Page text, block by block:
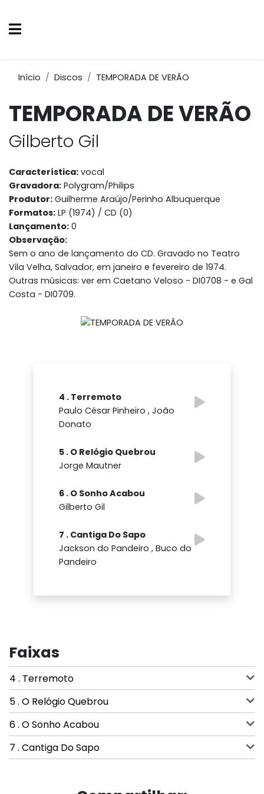
Início Discos TEMPORADA DE VERÃO
TEMPORADA DE VERÃO
Gilberto Gil
Característica: vocal
Gravadora: Polygram/Philips
Produtor: Guilherme Araújo/Perinho Albuquerque
Formatos: LP (1974) / CD (0)
Lançamento: 0
Observação:
Sem o ano de lançamento do CD. Gravado no Teatro
Vila Velha, Salvador, em janeiro e fevereiro de 1974.
Outras músicas: ver em Caetano Veloso - DI0708 - e Gal
Costa - DI0709.
4 . Terremoto
Paulo César Pinheiro , João
Donato
5 . O Relógio Quebrou
Jorge Mautner
6 . O Sonho Acabou
Gilberto Gil
7 . Cantiga Do Sapo
Jackson do Pandeiro , Buco do
Pandeiro
Faixas
4 . Terremoto
5 . O Relógio Quebrou
6 . O Sonho Acabou
7 . Cantiga Do Sapo